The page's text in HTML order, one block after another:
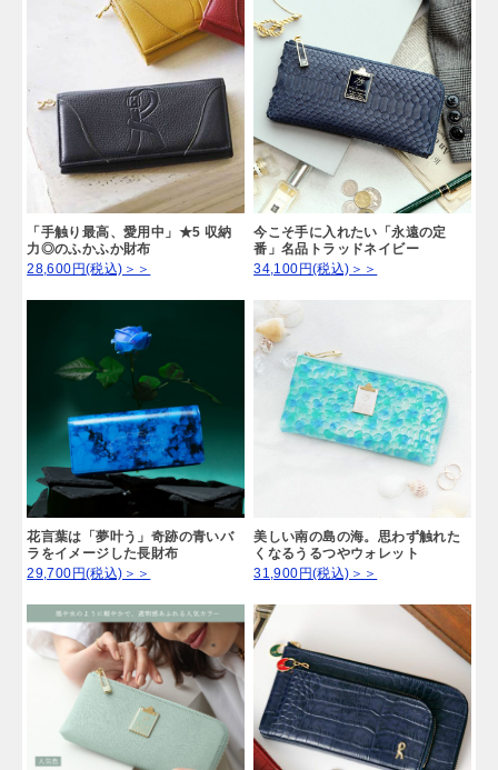
「手触り最高、愛用中」★5 収納
力◎のふかふか財布
28,600円(税込)＞＞
今こそ手に入れたい「永遠の定
番」名品トラッドネイビー
34,100円(税込)＞＞
花言葉は「夢叶う」奇跡の青いバ
ラをイメージした長財布
29,700円(税込)＞＞
美しい南の島の海。思わず触れた
くなるうるつやウォレット
31,900円(税込)＞＞